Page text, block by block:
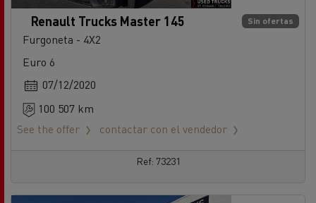
Sin ofertas
Renault Trucks Master 145
Furgoneta - 4X2
Euro 6
07/12/2020
100 507 km
See the offer
contactar con el vendedor
Ref: 73231